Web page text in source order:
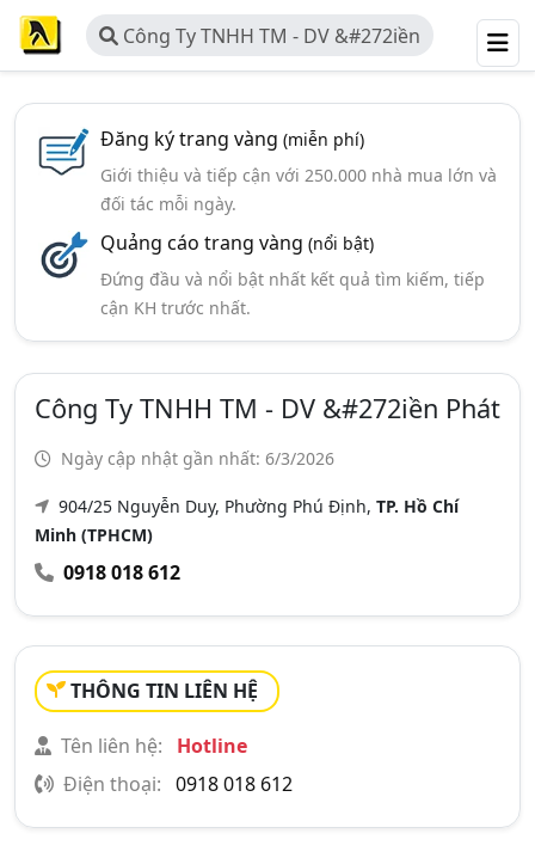
Công Ty TNHH TM - DV &#272iền
Phát
Đăng ký trang vàng (miễn phí)
Giới thiệu và tiếp cận với 250.000 nhà mua lớn và
đối tác mỗi ngày.
Quảng cáo trang vàng (nổi bật)
Đứng đầu và nổi bật nhất kết quả tìm kiếm, tiếp
cận KH trước nhất.
Công Ty TNHH TM - DV &#272iền Phát
Ngày cập nhật gần nhất: 6/3/2026
904/25 Nguyễn Duy, Phường Phú Định, TP. Hồ Chí
Minh (TPHCM)
0918 018 612
THÔNG TIN LIÊN HỆ
Tên liên hệ:
Hotline
Điện thoại: 0918 018 612